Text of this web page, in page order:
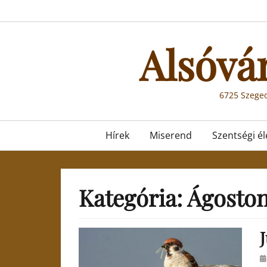
to
6725
Primary
menu
Hírek Miserend Szentségi
Kategória: